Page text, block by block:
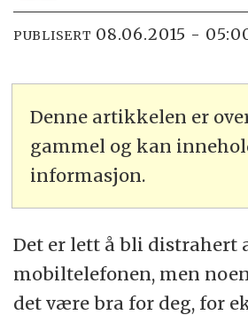
PUBLISERT 08.06.2015 -
Denne artikkelen er
gammel og kan
informasjon.
Det er lett å bli distrahert
mobiltelefonen, men
det være bra for deg, for